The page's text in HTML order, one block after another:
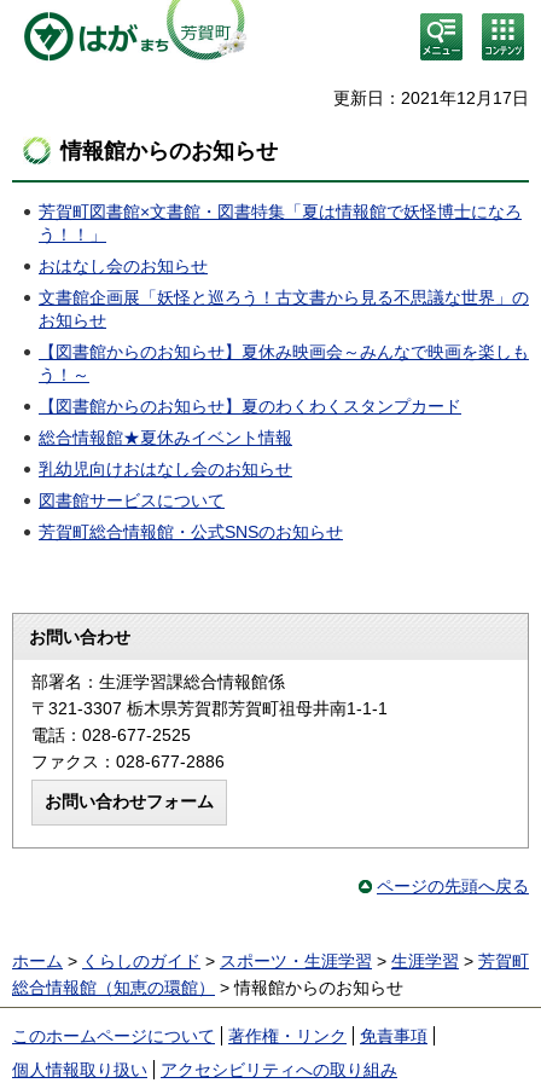
検
索・
メニ
コン
テン
ニュ
更新日：2021年12月17日
情報館からのお知らせ
芳賀町図書館×文書館・図書特集「夏は情報館で妖怪博士になろ
う！！」
おはなし会のお知らせ
文書館企画展「妖怪と巡ろう！古文書から見る不思議な世界」の
お知らせ
【図書館からのお知らせ】夏休み映画会～みんなで映画を楽しも
う！～
【図書館からのお知らせ】夏のわくわくスタンプカード
総合情報館★夏休みイベント情報
乳幼児向けおはなし会のお知らせ
図書館サービスについて
芳賀町総合情報館・公式SNSのお知らせ
お問い合わせ
部署名：生涯学習課総合情報館係
〒321-3307 栃木県芳賀郡芳賀町祖母井南1-1-1
電話：028-677-2525
ファクス：028-677-2886
ページの先頭へ戻る
ホーム > くらしのガイド > スポーツ・生涯学習 > 生涯学習 > 芳賀町
総合情報館（知恵の環館）
> 情報館からのお知らせ
このホームページについて 著作権・リンク
免責事項
個人情報取り扱い
アクセシビリティへの取り組み